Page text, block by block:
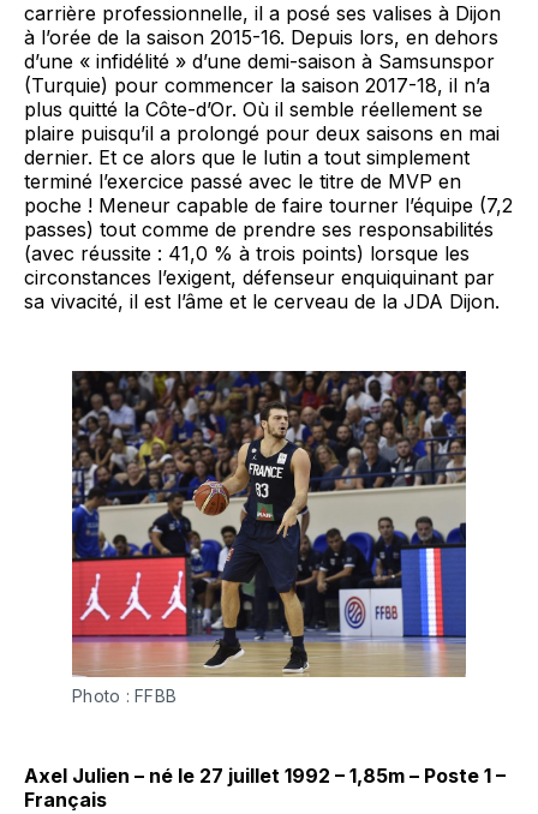
carrière professionnelle, il a posé ses valises à Dijon
à l’orée de la saison 2015-16. Depuis lors, en dehors
d’une « infidélité » d’une demi-saison à Samsunspor
(Turquie) pour commencer la saison 2017-18, il n’a
plus quitté la Côte-d’Or. Où il semble réellement se
plaire puisqu’il a prolongé pour deux saisons en mai
dernier. Et ce alors que le lutin a tout simplement
terminé l’exercice passé avec le titre de MVP en
poche ! Meneur capable de faire tourner l’équipe (7,2
passes) tout comme de prendre ses responsabilités
(avec réussite : 41,0 % à trois points) lorsque les
circonstances l’exigent, défenseur enquiquinant par
sa vivacité, il est l’âme et le cerveau de la JDA Dijon.
Photo : FFBB
Axel Julien – né le 27 juillet 1992 – 1,85m – Poste 1 –
Français